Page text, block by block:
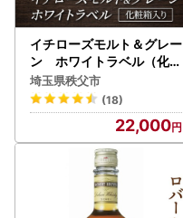
イチローズモルト＆グレー
ン ホワイトラベル（化粧
箱入り） No.401
埼玉県秩父市
(18)
22,000